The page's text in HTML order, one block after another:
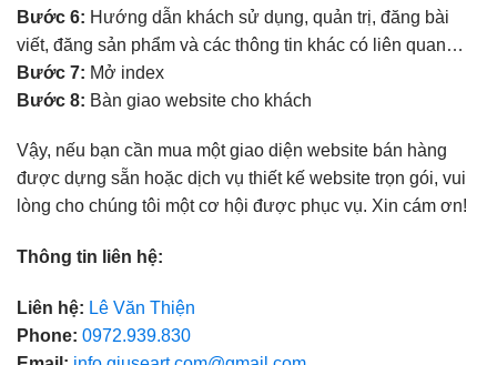
Bước 6: Hướng dẫn khách sử dụng, quản trị, đăng bài
viết, đăng sản phẩm và các thông tin khác có liên quan…
Bước 7: Mở index
Bước 8: Bàn giao website cho khách
Vậy, nếu bạn cần mua một giao diện website bán hàng
được dựng sẵn hoặc dịch vụ thiết kế website trọn gói, vui
lòng cho chúng tôi một cơ hội được phục vụ. Xin cám ơn!
Thông tin liên hệ:
Liên hệ: Lê Văn Thiện
Phone: 0972.939.830